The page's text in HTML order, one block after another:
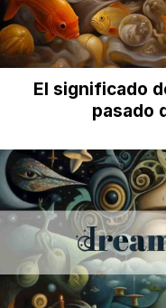
El significado
pasado